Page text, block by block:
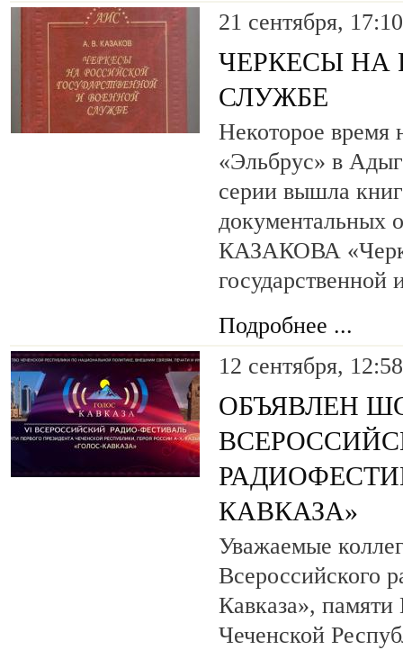
21 сентября,
ЧЕРКЕСЫ НА
СЛУЖБЕ
Некоторое время
«Эльбрус» в
серии вышла
документальных
КАЗАКОВА
государственной
Подробнее ...
12 сентября,
ОБЪЯВЛЕН
КАВКАЗА»
Уважаемые
Всероссийского
Кавказа»,
Чеченской